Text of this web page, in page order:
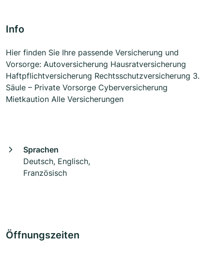
Info
Hier finden Sie Ihre passende Versicherung und
Vorsorge: Autoversicherung Hausratversicherung
Haftpflichtversicherung Rechtsschutzversicherung 3.
Säule – Private Vorsorge Cyberversicherung
Mietkaution Alle Versicherungen
Sprachen
Deutsch, Englisch,
Französisch
Öffnungszeiten